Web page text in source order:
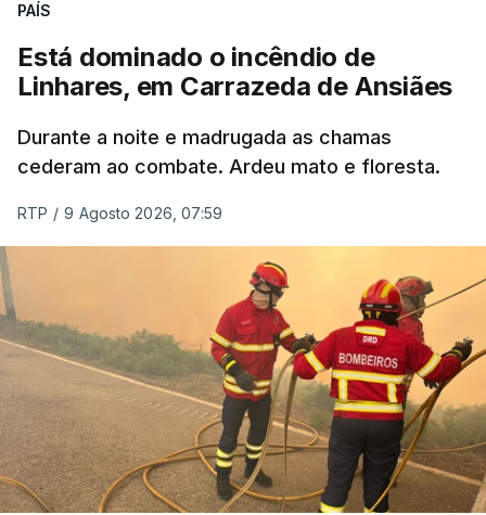
ERRO100
ERROR ON HTML5 MEDIA ELEMENT
ESTE CONTEÚDO ESTÁ NESTE
MOMENTO INDISPONÍVEL
As autoridades canadianas estimam que vai levar
dias ou semanas para controlar o fogo. Mais de
dois mil operacionais estão no terreno no combate
às chamas.
PAÍS
Está dominado o incêndio de
Linhares, em Carrazeda de Ansiães
Durante a noite e madrugada as chamas
cederam ao combate. Ardeu mato e floresta.
RTP / 9 Agosto 2026, 07:59